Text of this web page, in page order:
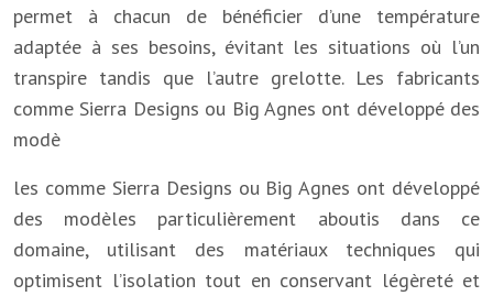
permet à chacun de bénéficier d’une température
adaptée à ses besoins, évitant les situations où l’un
transpire tandis que l’autre grelotte. Les fabricants
comme Sierra Designs ou Big Agnes ont développé des
modè
les comme Sierra Designs ou Big Agnes ont développé
des modèles particulièrement aboutis dans ce
domaine, utilisant des matériaux techniques qui
optimisent l’isolation tout en conservant légèreté et